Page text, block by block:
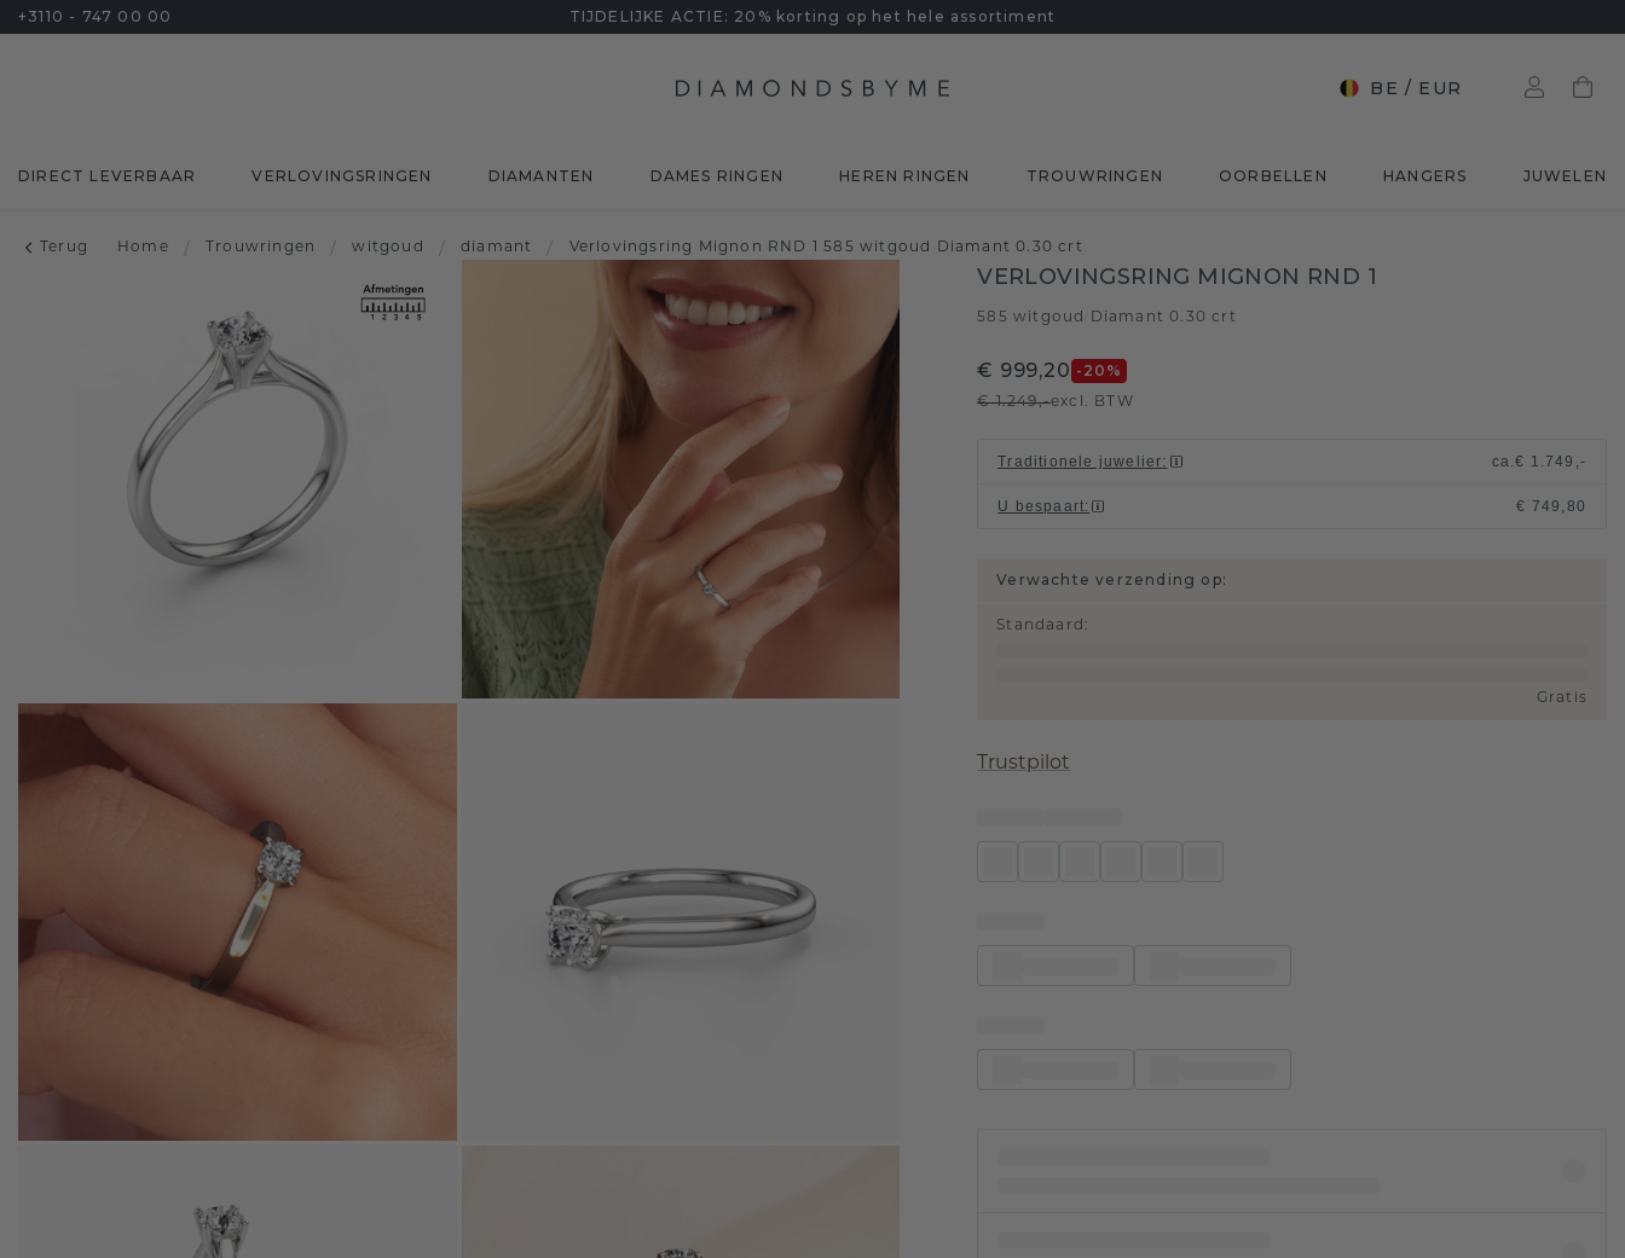
+3110 - 747 00 00 TIJDELIJKE ACTIE: 20% korting op het hele assortiment
BE / EUR
DIRECT LEVERBAAR VERLOVINGSRINGEN DIAMANTEN DAMES RINGEN HEREN RINGEN TROUWRINGEN OORBELLEN HANGERS JUWELEN
Terug Home / Trouwringen / witgoud / diamant / Verlovingsring Mignon RND 1 585 witgoud Diamant 0.30 crt
VERLOVINGSRING MIGNON RND 1
585 witgoud Diamant 0.30 crt
€ 999,20 -20 %
€ 1.249,-excl. BTW
Traditionele juwelier: ca.€ 1.749,-
U bespaart: € 749,80
Verwachte verzending op:
Standaard :
Gratis
Trustpilot